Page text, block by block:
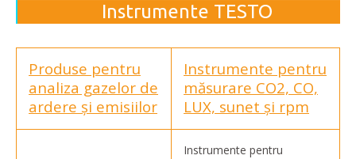
Instrumente TESTO
Produse pentru
analiza gazelor de
ardere și emisiilor
Instrumente pentru
măsurare CO2, CO,
LUX, sunet și rpm
Instrumente pentru